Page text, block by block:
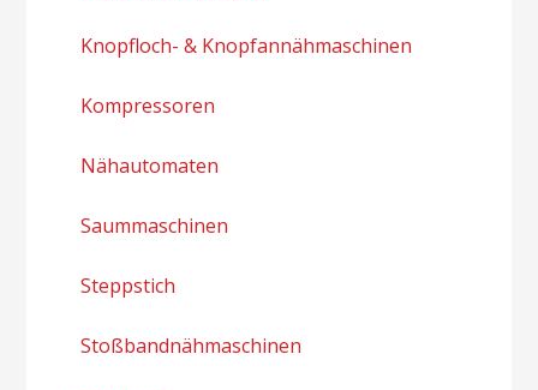
Knopfloch- & Knopfannähmaschinen
Kompressoren
Nähautomaten
Saummaschinen
Steppstich
Stoßbandnähmaschinen